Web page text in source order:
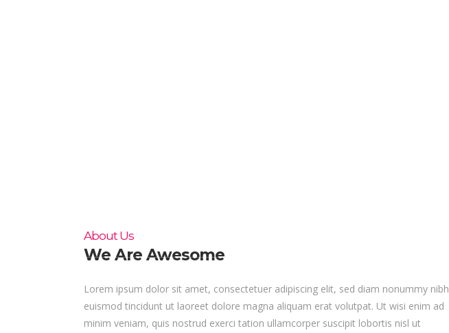
About Us
We Are Awesome
Lorem ipsum dolor sit amet, consectetuer adipiscing elit, sed diam nonummy nibh
euismod tincidunt ut laoreet dolore magna aliquam erat volutpat. Ut wisi enim ad
minim veniam, quis nostrud exerci tation ullamcorper suscipit lobortis nisl ut